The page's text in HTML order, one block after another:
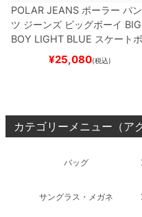
POLAR JEANS ポーラー パン
ツ ジーンズ ビッグボーイ BIG
BOY LIGHT BLUE スケートボ
ード スケボー
¥25,080(税込)
カテゴリーメニュー（ア
バッグ
サングラス・メガネ